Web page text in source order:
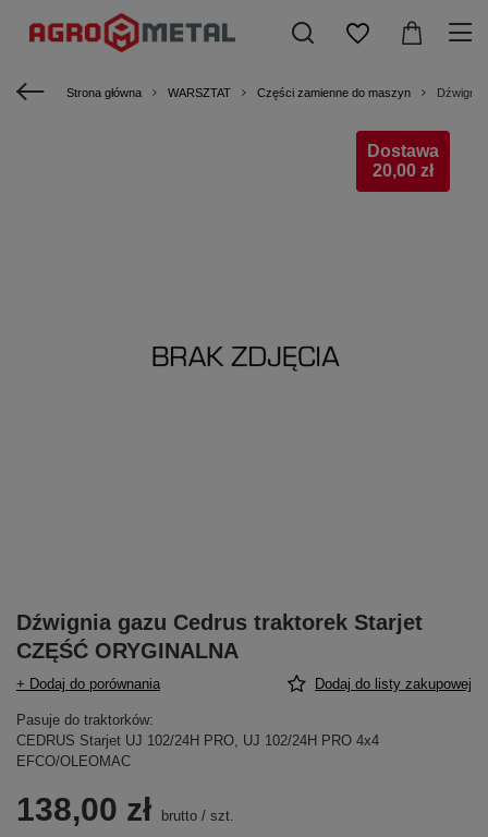
Strona główna WARSZTAT Części zamienne do maszyn
Dostawa
20,00 zł
Dźwignia gazu Cedrus traktorek Starjet
CZĘŚĆ ORYGINALNA
+ Dodaj do porównania Dodaj do listy zakupowej
Pasuje do traktorków:
CEDRUS Starjet UJ 102/24H PRO, UJ 102/24H PRO 4x4
EFCO/OLEOMAC
138,00 zł brutto / szt.